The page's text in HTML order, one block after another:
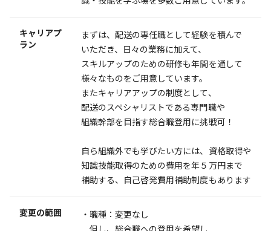
キャリアプ
ラン
まずは、配送の専任職として経験を積んで
いただき、日々の業務に加えて、
スキルアップのための研修も年間を通して
様々なものをご用意しています。
またキャリアアップの制度として、
配送のスペシャリストである専門職や
組織幹部を目指す総合職登用に挑戦可！
自ら組織外でも学びたい方には、資格取得や
知識技能取得のための費用を年５万円まで
補助する、自己啓発費用補助制度もあります
変更の範囲
・職種：変更なし
但し、総合職への登用を希望し